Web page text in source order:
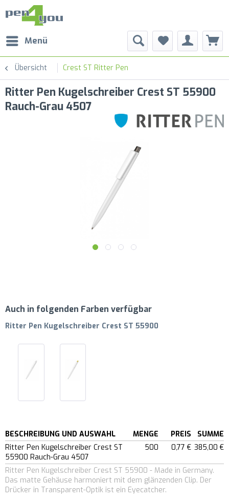
Menü
Übersicht Crest ST Ritter Pen
Ritter Pen Kugelschreiber Crest ST 55900
Rauch-Grau 4507
Auch in folgenden Farben verfügbar
Ritter Pen Kugelschreiber Crest ST 55900
BESCHREIBUNG UND AUSWAHL MENGE PREIS
SUMME
Ritter Pen Kugelschreiber Crest ST
55900 Rauch-Grau 4507
500 0,77 € 385,00 €
Ritter Pen Kugelschreiber Crest ST 55900 - Made in Germany.
Das matte Gehäuse harmoniert mit dem glänzenden Clip. Der
Drücker in Transparent-Optik ist ein Eyecatcher.